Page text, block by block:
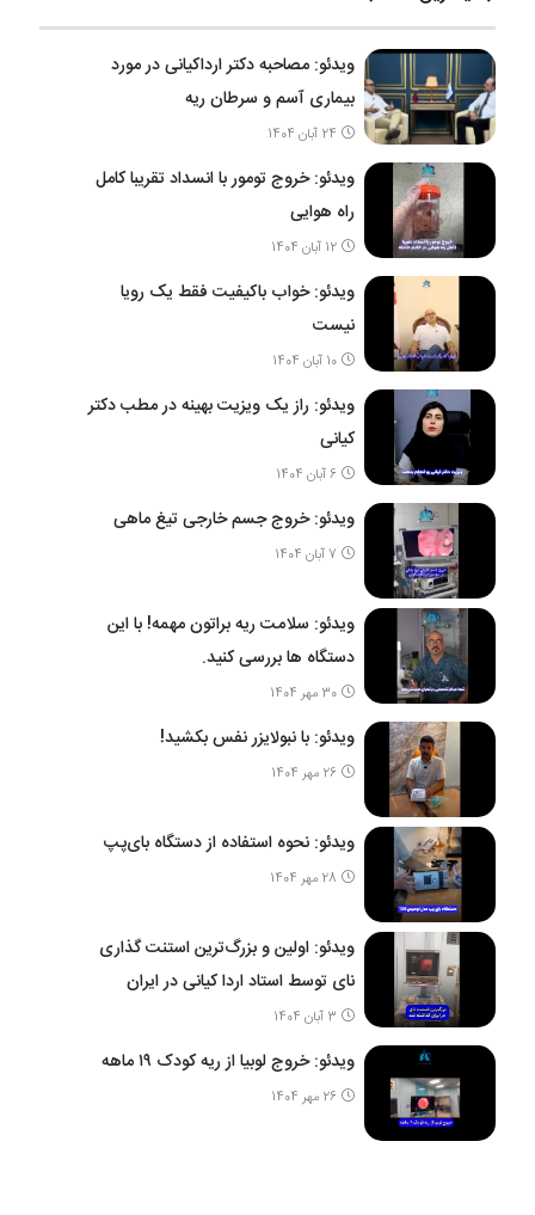
ویدئو: مصاحبه دکتر ارداکیانی در مورد
بیماری آسم و سرطان ریه
24 آبان 1404
ویدئو: خروج تومور با انسداد تقریبا کامل
راه هوایی
12 آبان 1404
ویدئو: خواب باکیفیت فقط یک رویا
نیست
10 آبان 1404
ویدئو: راز یک ویزیت بهینه در مطب دکتر
کیانی
6 آبان 1404
ویدئو: خروج جسم خارجی تیغ ماهی
7 آبان 1404
ویدئو: سلامت ریه براتون مهمه! با این
دستگاه ها بررسی کنید.
30 مهر 1404
ویدئو: با نبولایزر نفس بکشید!
26 مهر 1404
ویدئو: نحوه استفاده از دستگاه بای‌پپ
28 مهر 1404
ویدئو: اولین و بزرگ‌ترین استنت گذاری
نای توسط استاد اردا کیانی در ایران
3 آبان 1404
ویدئو: خروج لوبیا از ریه کودک ۱۹ ماهه
26 مهر 1404